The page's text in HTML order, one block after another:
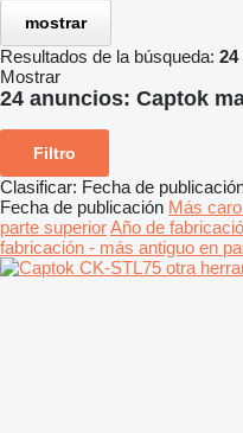
mostrar
Resultados de la búsqueda:
Mostrar
24 anuncios: Captok
Filtro
Clasificar: Fecha de
Fecha de publicación Más
parte superiorAño de
fabricación - más antiguo en